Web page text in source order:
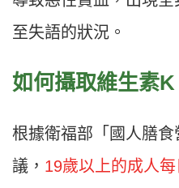
至失語的狀況。
如何攝取維生素K
根據衛福部「國人膳
議， 19歲以上的成人